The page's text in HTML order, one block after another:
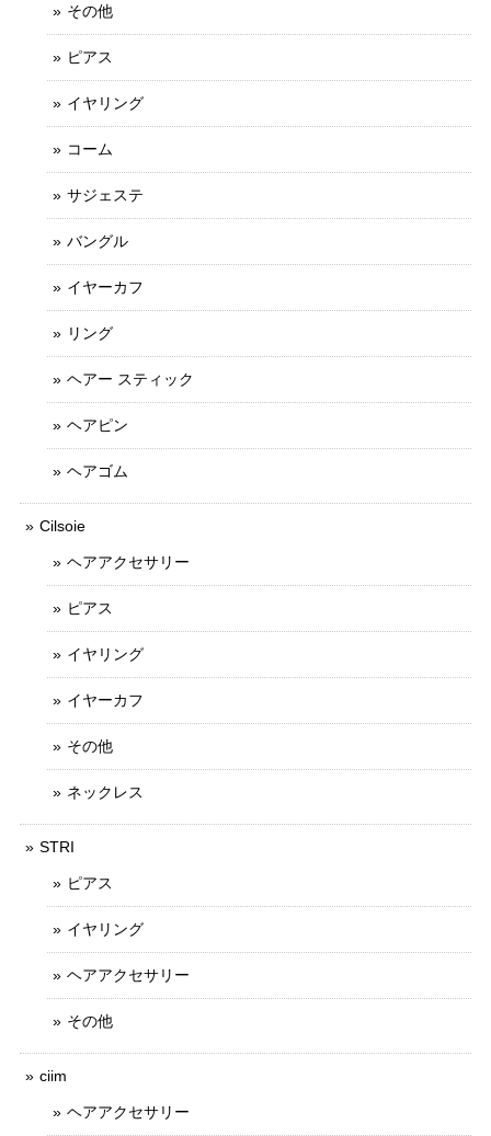
その他
ピアス
イヤリング
コーム
サジェステ
バングル
イヤーカフ
リング
ヘアー スティック
ヘアピン
ヘアゴム
Cilsoie
ヘアアクセサリー
ピアス
イヤリング
イヤーカフ
その他
ネックレス
STRI
ピアス
イヤリング
ヘアアクセサリー
その他
ciim
ヘアアクセサリー